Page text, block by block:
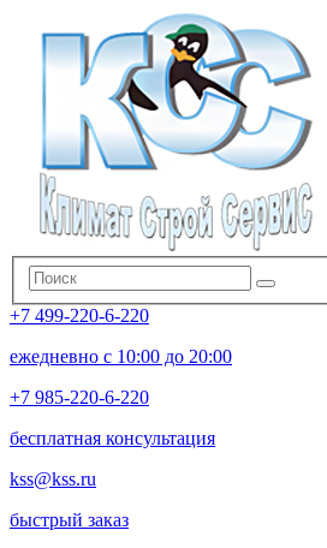
+7 499-220-6-220
ежедневно с 10:00 до 20:00
+7 985-220-6-220
бесплатная консультация
kss@kss.ru
быстрый заказ